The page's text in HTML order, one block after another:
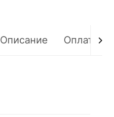
Описание Оплата